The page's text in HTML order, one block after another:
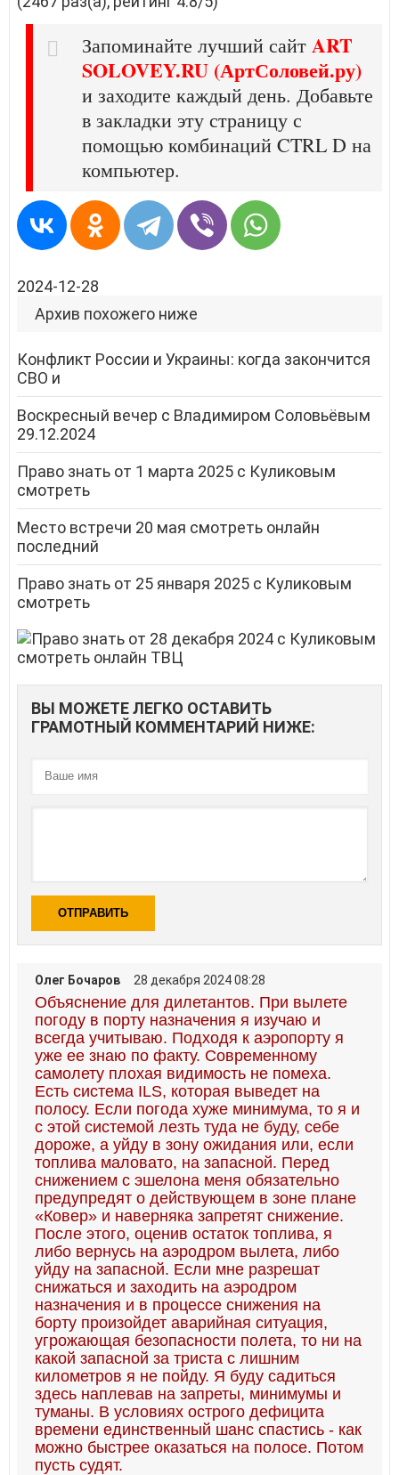
Запоминайте лучший сайт ART
SOLOVEY.RU (АртСоловей.ру)
и заходите каждый день. Добавьте
в закладки эту страницу с
помощью комбинаций CTRL D на
компьютер.
2024-12-28
Архив похожего ниже
Конфликт России и Украины: когда закончится
СВО и
Воскресный вечер с Владимиром Соловьёвым
29.12.2024
Право знать от 1 марта 2025 с Куликовым
смотреть
Место встречи 20 мая смотреть онлайн
последний
Право знать от 25 января 2025 с Куликовым
смотреть
ВЫ МОЖЕТЕ ЛЕГКО ОСТАВИТЬ
ГРАМОТНЫЙ КОММЕНТАРИЙ НИЖЕ:
ОТПРАВИТЬ
Олег Бочаров 28 декабря 2024 08:28
Объяснение для дилетантов. При вылете
погоду в порту назначения я изучаю и
всегда учитываю. Подходя к аэропорту я
уже ее знаю по факту. Современному
самолету плохая видимость не помеха.
Есть система ILS, которая выведет на
полосу. Если погода хуже минимума, то я и
с этой системой лезть туда не буду, себе
дороже, а уйду в зону ожидания или, если
топлива маловато, на запасной. Перед
снижением с эшелона меня обязательно
предупредят о действующем в зоне плане
«Ковер» и наверняка запретят снижение.
После этого, оценив остаток топлива, я
либо вернусь на аэродром вылета, либо
уйду на запасной. Если мне разрешат
снижаться и заходить на аэродром
назначения и в процессе снижения на
борту произойдет аварийная ситуация,
угрожающая безопасности полета, то ни на
какой запасной за триста с лишним
километров я не пойду. Я буду садиться
здесь наплевав на запреты, минимумы и
туманы. В условиях острого дефицита
времени единственный шанс спастись - как
можно быстрее оказаться на полосе. Потом
пусть судят.